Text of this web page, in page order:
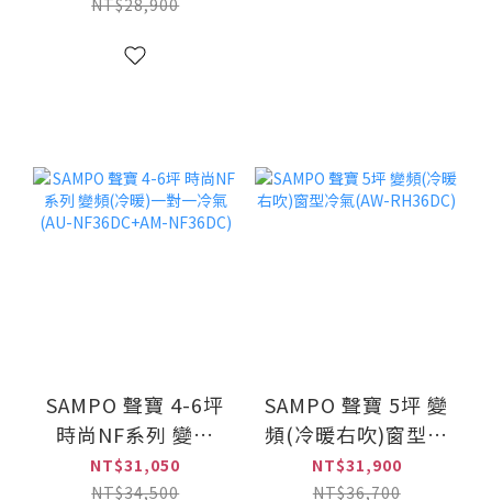
(AU-PH28DC+AM-
NT$28,900
SAMPO 聲寶 4-6坪
時尚NF系列 變頻
(冷暖)一對一冷氣
(AU-NF36DC+AM-
NT$31,050
NT$34,500
SAMPO 聲寶 5坪 變
頻(冷暖右吹)窗型冷
氣(AW-RH36DC)
NT$31,900
NT$36,700